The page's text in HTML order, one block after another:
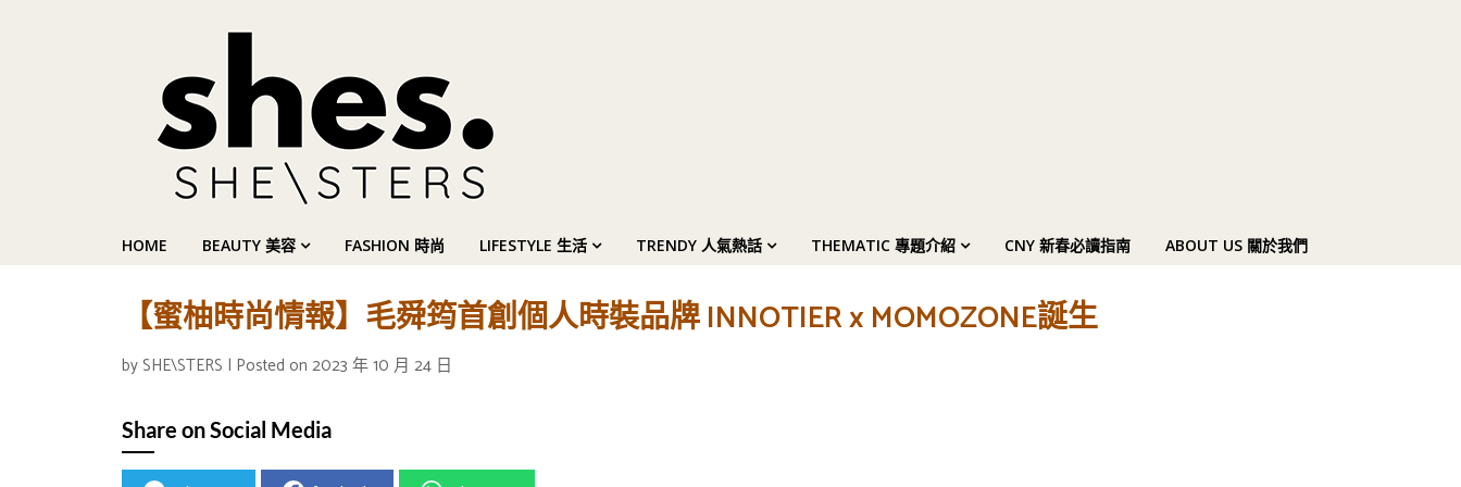
HOME BEAUTY 美容 FASHION 時尚 LIFESTYLE 生活 TRENDY 人氣熱話 THEMATIC 專題介紹 CNY 新春必讀指南 ABOUT US 關於我們
【蜜柚時尚情報】毛舜筠首創個人時裝品牌 INNOTIER x MOMOZONE誕生
by SHE\STERS | Posted on 2023 年 10 月 24 日
Share on Social Media